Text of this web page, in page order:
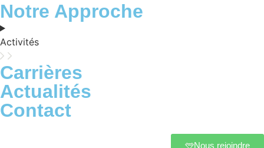
Notre Approche
Activités
Carrières
Actualités
Contact
Nous rejoindre